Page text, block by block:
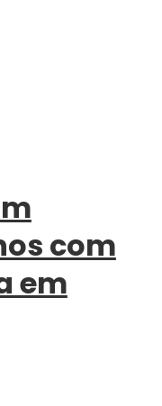
com
em